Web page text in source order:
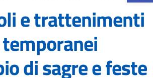
e trattenimenti
di sagre e feste